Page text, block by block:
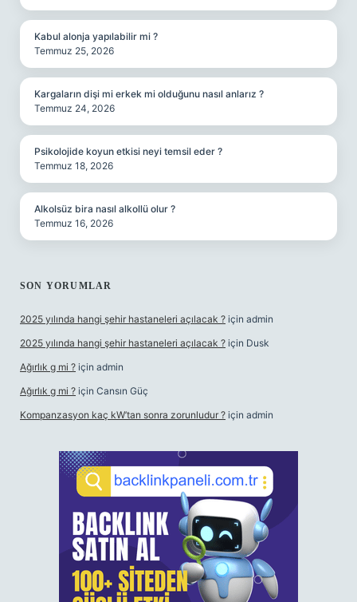
Kabul alonja yapılabilir mi ?
Temmuz 25, 2026
Kargaların dişi mi erkek mi olduğunu nasıl anlarız ?
Temmuz 24, 2026
Psikolojide koyun etkisi neyi temsil eder ?
Temmuz 18, 2026
Alkolsüz bira nasıl alkollü olur ?
Temmuz 16, 2026
SON YORUMLAR
2025 yılında hangi şehir hastaneleri açılacak ? için admin
2025 yılında hangi şehir hastaneleri açılacak ? için Dusk
Ağırlık g mi ? için admin
Ağırlık g mi ? için Cansın Güç
Kompanzasyon kaç kW’tan sonra zorunludur ? için admin